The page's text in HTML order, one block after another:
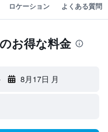
ロケーション よくある質問
お得な料金
8月17日 月